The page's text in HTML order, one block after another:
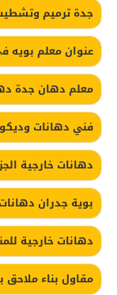
جدة ترميم
عنوان معلم بويه
معلم دهان جدة
فني دهانات
دهانات خارجية
بوية جدران
دهانات خارجية
مقاول بناء ملاحق